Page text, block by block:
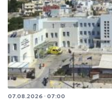
07.08.2026 · 07:00